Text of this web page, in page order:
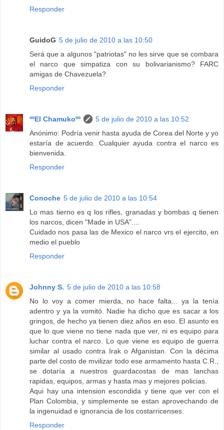
Responder
GuidoG 5 de julio de 2010 a las 10:50
Será que a algunos "patriotas" no les sirve que se combara
el narco que simpatiza con su bolivarianismo? FARC
amigas de Chavezuela?
Responder
ººEl Chamukoºº
5 de julio de 2010 a las 10:52
Anónimo: Podría venir hasta ayuda de Corea del Norte y yo
estaría de acuerdo. Cualquier ayuda contra el narco es
bienvenida.
Responder
Conoche 5 de julio de 2010 a las 10:54
Lo mas tierno es q los rifles, granadas y bombas q tienen
los narcos, dicen "Made in USA"....
Cuidado nos pasa las de Mexico el narco vrs el ejercito, en
medio el pueblo
Responder
Johnny S. 5 de julio de 2010 a las 10:58
No lo voy a comer mierda, no hace falta... ya la tenía
adentro y ya la vomitó. Nadie ha dicho que es sacar a los
gringos, de hecho ya tienen diez años en eso. El asunto es
que lo que viene no tiene nada que ver, ni es equipo para
luchar contra el narco. Lo que viene es equipo de guerra
similar al usado contra Irak o Afganistan. Con la décima
parte del costo de mvilizar todo ese armamento hasta C.R.,
se dotaría a nuestros guardacostas de mas lanchas
rapidas, equipos, armas y hasta mas y mejores policias.
Aqui hay una intension escondida y tiene que ver con el
Plan Colombia, y simplemente se estan aprovechando de
la ingenuidad e ignorancia de los costarricenses.
Responder